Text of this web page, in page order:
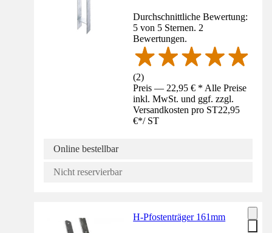
Durchschnittliche Bewertung:
5 von 5 Sternen. 2
Bewertungen.
(2)
Preis — 22,95 € * Alle Preise
inkl. MwSt. und ggf. zzgl.
Versandkosten pro ST22,95
€*/ ST
Online bestellbar
Nicht reservierbar
H-Pfostenträger 161mm